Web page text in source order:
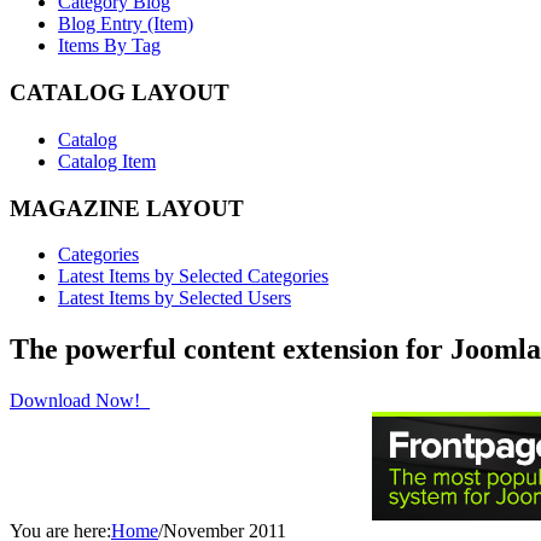
Blog Entry (Item)
Items By Tag
CATALOG LAYOUT
Catalog
Catalog Item
MAGAZINE LAYOUT
Categories
Latest Items by Selected Categories
Latest Items by Selected Users
The powerful content extension for
Download Now!
You are here:Home/November 2011